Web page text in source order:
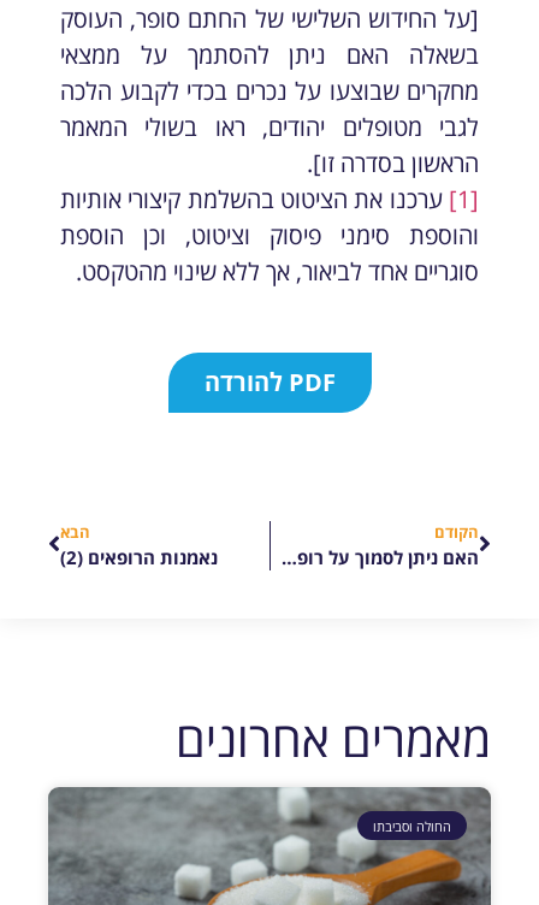
[על החידוש השלישי של החתם סופר, העוסק
בשאלה האם ניתן להסתמך על ממצאי
מחקרים שבוצעו על נכרים בכדי לקבוע הלכה
לגבי מטופלים יהודים, ראו בשולי המאמר
הראשון בסדרה זו].
[1]
ערכנו את הציטוט בהשלמת קיצורי אותיות
והוספת סימני פיסוק וציטוט, וכן הוספת
סוגריים אחד לביאור, אך ללא שינוי מהטקסט.
PDF להורדה
הקודם
האם ניתן לסמוך על רופא לענין איסורי תורה? (1)
הבא
נאמנות הרופאים (2)
מאמרים אחרונים
החולה וסביבתו